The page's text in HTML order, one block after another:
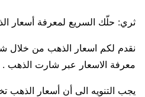
ثري: حلّك السريع لمعرفة أسعار
نقدم لكم اسعار الذهب من خلال
معرفة الاسعار عبر شارت الذهب .
يجب التنويه الى أن أسعار الذهب